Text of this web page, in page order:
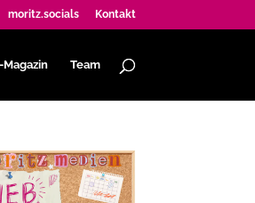
moritz.socials Kontakt
Team